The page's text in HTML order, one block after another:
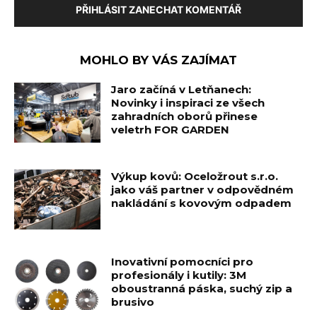
PŘIHLÁSIT ZANECHAT KOMENTÁŘ
MOHLO BY VÁS ZAJÍMAT
Jaro začíná v Letňanech:
Novinky i inspiraci ze všech
zahradních oborů přinese
veletrh FOR GARDEN
Výkup kovů: Oceložrout s.r.o.
jako váš partner v odpovědném
nakládání s kovovým odpadem
Inovativní pomocníci pro
profesionály i kutily: 3M
oboustranná páska, suchý zip a
brusivo